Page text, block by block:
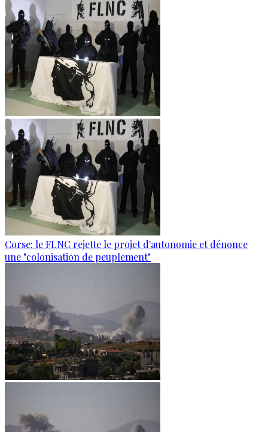
Corse: le FLNC rejette le projet d'autonomie et dénonce
une "colonisation de peuplement"